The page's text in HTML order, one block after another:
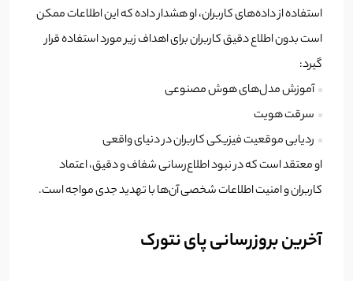
استفاده از داده‌های کاربران، او هشدار داده که این اطلاعات ممکن
است بدون اطلاع دقیق کاربران برای اهداف زیر مورد استفاده قرار
گیرد:
آموزش مدل‌های هوش مصنوعی
سرقت هویت
ردیابی موقعیت فیزیکی کاربران در دنیای واقعی
او معتقد است که در نبود اطلاع‌رسانی شفاف و دقیق، اعتماد
کاربران و امنیت اطلاعات شخصی آن‌ها با تهدید جدی مواجه است.
آخرین بروزرسانی پای نتورک